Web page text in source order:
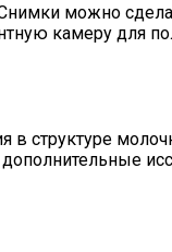
можно
камеру для
структуре